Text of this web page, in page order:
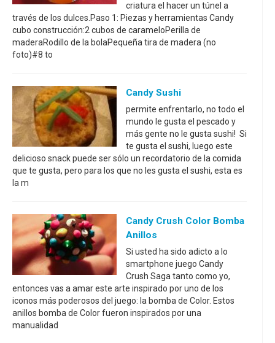
criatura el hacer un túnel a
través de los dulces.Paso 1: Piezas y herramientas Candy
cubo construcción:2 cubos de carameloPerilla de
maderaRodillo de la bolaPequeña tira de madera (no
foto)#8 to
Candy Sushi
permite enfrentarlo, no todo el
mundo le gusta el pescado y
más gente no le gusta sushi! Si
te gusta el sushi, luego este
delicioso snack puede ser sólo un recordatorio de la comida
que te gusta, pero para los que no les gusta el sushi, esta es
la m
Candy Crush Color Bomba
Anillos
Si usted ha sido adicto a lo
smartphone juego Candy
Crush Saga tanto como yo,
entonces vas a amar este arte inspirado por uno de los
iconos más poderosos del juego: la bomba de Color. Estos
anillos bomba de Color fueron inspirados por una
manualidad